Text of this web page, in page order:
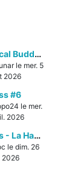
Mechanical Buddy Universe #1
le mer. 5
2026
#6
le mer.
2026
Star Wars - La Haute République - Un équilibre fragile
le dim. 26
2026